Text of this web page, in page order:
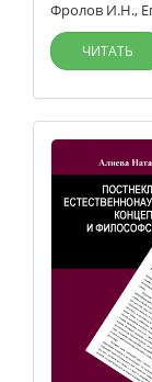
Фролов И.Н.,
ЧИТАТЬ